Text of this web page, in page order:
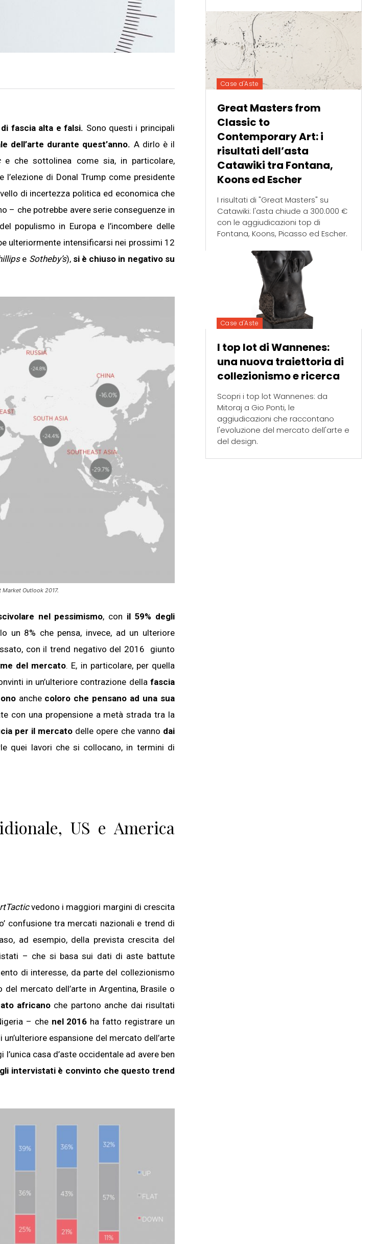
fascia alta e falsi. Sono questi i principali
dell’arte durante quest’anno. A dirlo è il
e che sottolinea come sia, in particolare,
l’elezione di Donal Trump come presidente
di incertezza politica ed economica che
– che potrebbe avere serie conseguenze in
populismo in Europa e l’incombere delle
ulteriormente intensificarsi nei prossimi 12
e Sotheby’s), si è chiuso in negativo su
Outlook 2017.
nel pessimismo, con il 59% degli
un 8% che pensa, invece, ad un ulteriore
con il trend negativo del 2016 giunto
del mercato. E, in particolare, per quella
in un’ulteriore contrazione della fascia
anche coloro che pensano ad una sua
con una propensione a metà strada tra la
per il mercato delle opere che vanno dai
quei lavori che si collocano, in termini di
US e America
vedono i maggiori margini di crescita
confusione tra mercati nazionali e trend di
ad esempio, della prevista crescita del
– che si basa sui dati di aste battute
di interesse, da parte del collezionismo
mercato dell’arte in Argentina, Brasile o
africano che partono anche dai risultati
– che nel 2016 ha fatto registrare un
espansione del mercato dell’arte
casa d’aste occidentale ad avere ben
intervistati è convinto che questo trend
Case d'Aste
Great Masters from
Classic to
Contemporary Art: i
risultati dell’asta
Catawiki tra Fontana,
Koons ed Escher
I risultati di "Great Masters" su
Catawiki: l'asta chiude a 300.000 €
con le aggiudicazioni top di
Fontana, Koons, Picasso ed Escher.
Case d'Aste
I top lot di Wannenes:
una nuova traiettoria di
collezionismo e ricerca
Scopri i top lot Wannenes: da
Mitoraj a Gio Ponti, le
aggiudicazioni che raccontano
l'evoluzione del mercato dell'arte e
del design.